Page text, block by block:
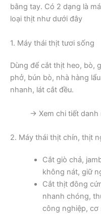
bằng tay. Có 2 dạng là
loại thịt như dưới đây
1. Máy thái thịt tươi sống
Dùng để cắt thịt heo, bò,
phở, bún bò, nhà hàng
nhanh, lát cắt đều.
→ Xem chi tiết danh
2. Máy thái thịt chín, thịt
Cắt giò chả,
không nát, giữ
Cắt thịt đông
nhanh chóng,
công nghiệp, cơ